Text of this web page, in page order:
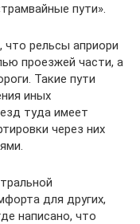
пути».
что рельсы априори
проезжей части, а
Такие пути
иных
туда имеет
через них
для других,
написано, что